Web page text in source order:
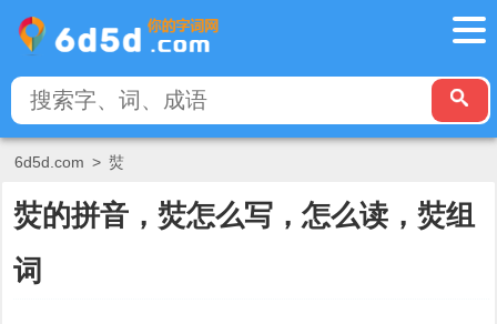
6d5d.com > 焋
焋的拼音，焋怎么写，怎么读，焋组
词